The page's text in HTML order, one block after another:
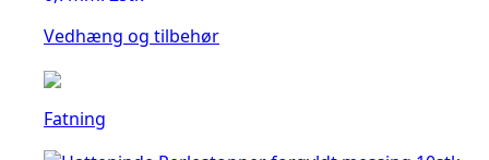
Vedhæng og tilbehør
Fatning